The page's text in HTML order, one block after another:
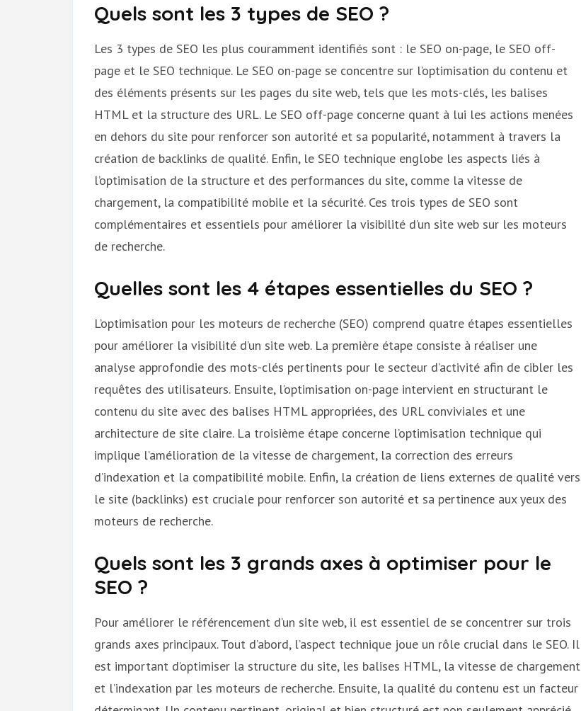
Quels sont les 3 types de SEO ?
Les 3 types de SEO les plus couramment identifiés sont : le SEO on-page, le SEO off-
page et le SEO technique. Le SEO on-page se concentre sur l’optimisation du contenu et
des éléments présents sur les pages du site web, tels que les mots-clés, les balises
HTML et la structure des URL. Le SEO off-page concerne quant à lui les actions menées
en dehors du site pour renforcer son autorité et sa popularité, notamment à travers la
création de backlinks de qualité. Enfin, le SEO technique englobe les aspects liés à
l’optimisation de la structure et des performances du site, comme la vitesse de
chargement, la compatibilité mobile et la sécurité. Ces trois types de SEO sont
complémentaires et essentiels pour améliorer la visibilité d’un site web sur les moteurs
de recherche.
Quelles sont les 4 étapes essentielles du SEO ?
L’optimisation pour les moteurs de recherche (SEO) comprend quatre étapes essentielles
pour améliorer la visibilité d’un site web. La première étape consiste à réaliser une
analyse approfondie des mots-clés pertinents pour le secteur d’activité afin de cibler les
requêtes des utilisateurs. Ensuite, l’optimisation on-page intervient en structurant le
contenu du site avec des balises HTML appropriées, des URL conviviales et une
architecture de site claire. La troisième étape concerne l’optimisation technique qui
implique l’amélioration de la vitesse de chargement, la correction des erreurs
d’indexation et la compatibilité mobile. Enfin, la création de liens externes de qualité vers
le site (backlinks) est cruciale pour renforcer son autorité et sa pertinence aux yeux des
moteurs de recherche.
Quels sont les 3 grands axes à optimiser pour le
SEO ?
Pour améliorer le référencement d’un site web, il est essentiel de se concentrer sur trois
grands axes principaux. Tout d’abord, l’aspect technique joue un rôle crucial dans le SEO. Il
est important d’optimiser la structure du site, les balises HTML, la vitesse de chargement
et l’indexation par les moteurs de recherche. Ensuite, la qualité du contenu est un facteur